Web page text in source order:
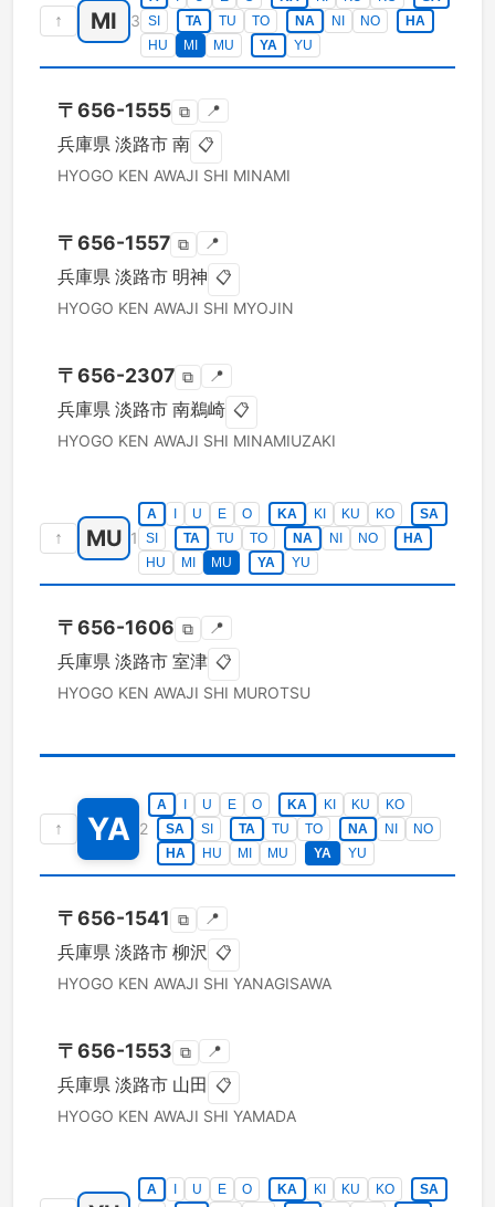
↑ MI 3 SI
TA TU TO NA NI NO
HA
HU
MI MU YA YU
〒656-1555 ⧉ 📍
兵庫県 淡路市 南 📋
HYOGO KEN AWAJI SHI MINAMI
〒656-1557 ⧉ 📍
兵庫県 淡路市 明神 📋
HYOGO KEN AWAJI SHI MYOJIN
〒656-2307 ⧉ 📍
兵庫県 淡路市 南鵜崎 📋
HYOGO KEN AWAJI SHI MINAMIUZAKI
↑ MU 1
A U E O KA KI KU KO
SA
SI
TA TU TO NA NI NO
HA
HU
MI MU YA YU
〒656-1606 ⧉ 📍
兵庫県 淡路市 室津 📋
HYOGO KEN AWAJI SHI MUROTSU
↑ YA 2
A U E O KA KI KU
KO
SA
SI TA TU TO NA NI
NO
HA
HU MI MU YA YU
〒656-1541 ⧉ 📍
兵庫県 淡路市 柳沢 📋
HYOGO KEN AWAJI SHI YANAGISAWA
〒656-1553 ⧉ 📍
兵庫県 淡路市 山田 📋
HYOGO KEN AWAJI SHI YAMADA
A U E O KA KI KU KO
SA